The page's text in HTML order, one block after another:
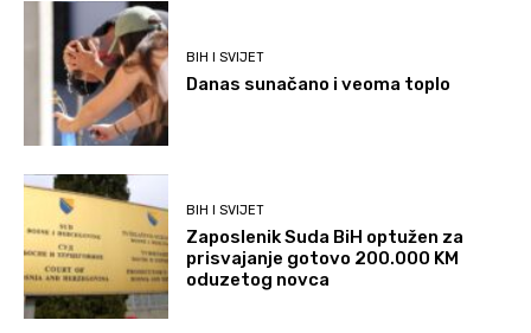
BIH I SVIJET
Danas sunačano i veoma toplo
BIH I SVIJET
Zaposlenik Suda BiH optužen za
prisvajanje gotovo 200.000 KM
oduzetog novca